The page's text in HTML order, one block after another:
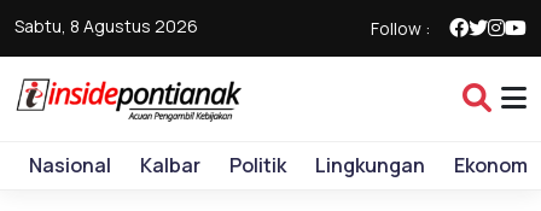
Sabtu, 8 Agustus 2026 Follow :
Nasional Kalbar Politik Lingkungan Ekonomi